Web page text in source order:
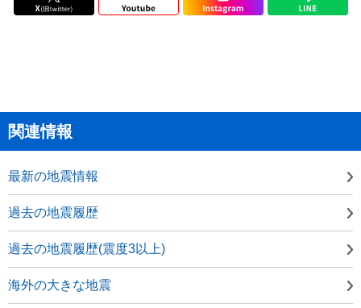
関連情報
最新の地震情報
過去の地震履歴
過去の地震履歴(震度3以上)
海外の大きな地震